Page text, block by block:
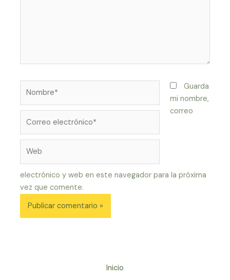
electrónico*
Guarda
mi nombre,
correo
electrónico y web en este navegador para la próxima
vez que comente.
Inicio